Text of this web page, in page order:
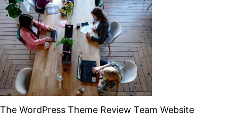
The WordPress Theme Review Team Website